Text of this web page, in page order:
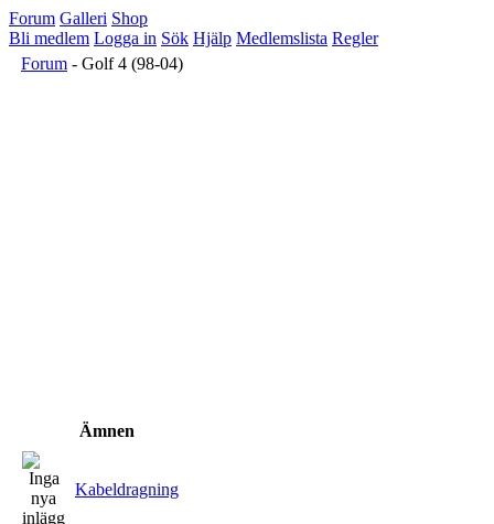
Forum Galleri Shop
Bli medlem Logga in Sök Hjälp Medlemslista Regler
Forum - Golf 4 (98-04)
Ämnen
Kabeldragning